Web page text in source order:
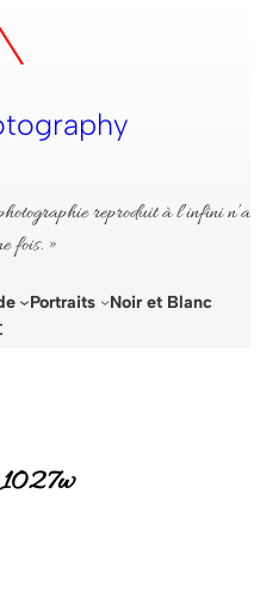
reproduit à l’infini n’a
fois. »
Portraits Noir et Blanc